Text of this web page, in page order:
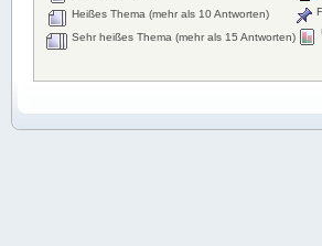
Heißes Thema (mehr als 10 Antworten)
Sehr heißes Thema (mehr als 15 Antworten)